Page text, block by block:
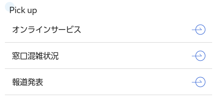
Pick up
オンラインサービス
窓口混雑状況
報道発表